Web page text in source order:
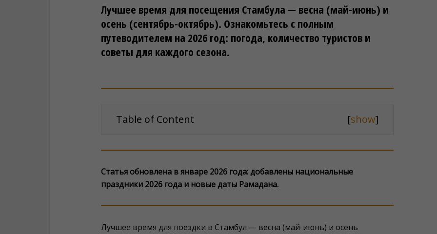
Лучшее время для посещения Стамбула — весна (май-июнь) и
осень (сентябрь-октябрь). Ознакомьтесь с полным
путеводителем на 2026 год: погода, количество туристов и
советы для каждого сезона.
Table of Content [show]
Статья обновлена в январе 2026 года: добавлены национальные
праздники 2026 года и новые даты Рамадана.
Лучшее время для поездки в Стамбул — весна (май-июнь) и осень